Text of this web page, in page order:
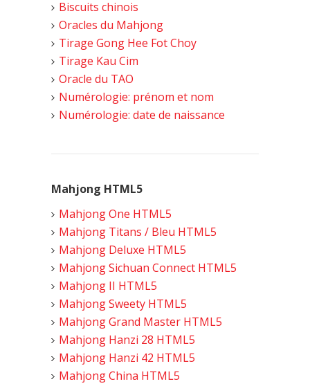
Biscuits chinois
Oracles du Mahjong
Tirage Gong Hee Fot Choy
Tirage Kau Cim
Oracle du TAO
Numérologie: prénom et nom
Numérologie: date de naissance
Mahjong HTML5
Mahjong One HTML5
Mahjong Titans / Bleu HTML5
Mahjong Deluxe HTML5
Mahjong Sichuan Connect HTML5
Mahjong II HTML5
Mahjong Sweety HTML5
Mahjong Grand Master HTML5
Mahjong Hanzi 28 HTML5
Mahjong Hanzi 42 HTML5
Mahjong China HTML5